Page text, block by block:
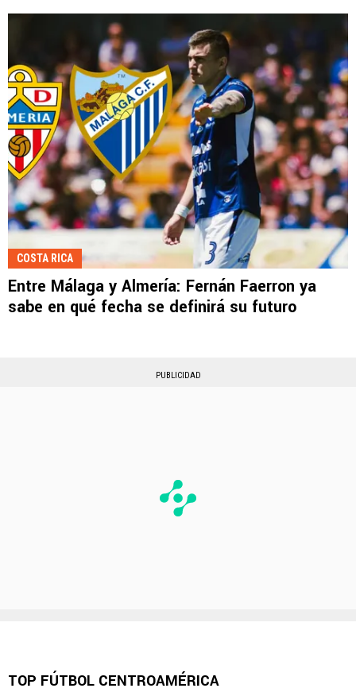
COSTA RICA
Entre Málaga y Almería: Fernán Faerron ya
sabe en qué fecha se definirá su futuro
PUBLICIDAD
TOP FÚTBOL CENTROAMÉRICA